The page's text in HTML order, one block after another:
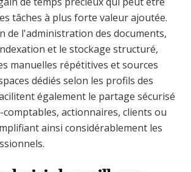
tâches à plus forte valeur ajoutée.
de l'administration des documents,
et le stockage structuré,
manuelles répétitives et sources
dédiés selon les profils des
également le partage sécurisé
comptables, actionnaires, clients ou
ainsi considérablement les